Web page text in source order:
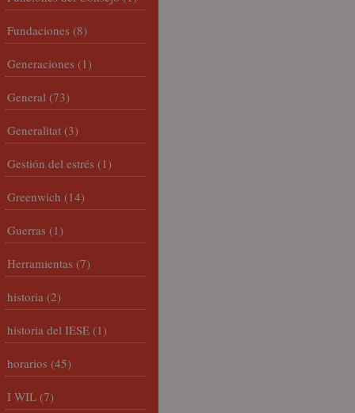
Fundaciones (8)
Generaciones (1)
General (73)
Generalitat (3)
Gestión del estrés (1)
Greenwich (14)
Guerras (1)
Herramientas (7)
historia (2)
historia del IESE (1)
horarios (45)
I WIL (7)